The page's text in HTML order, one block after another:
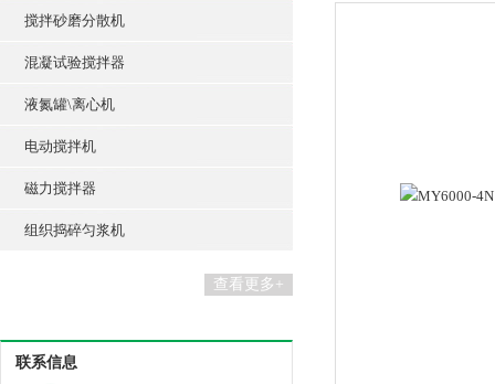
搅拌砂磨分散机
混凝试验搅拌器
液氮罐\离心机
电动搅拌机
磁力搅拌器
组织捣碎匀浆机
查看更多+
联系信息